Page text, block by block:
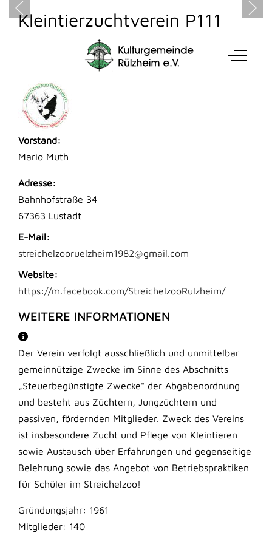
Mobile Menu Toggle Off-
Kleintierzuchtverein P111
Rülzheim 1961 e.V.
Vorstand:
Mario Muth
Adresse:
Bahnhofstraße 34
67363 Lustadt
E-Mail:
streichelzooruelzheim1982@gmail.com
Website:
https://m.facebook.com/StreichelzooRulzheim/
WEITERE INFORMATIONEN
Der Verein verfolgt ausschließlich und unmittelbar
gemeinnützige Zwecke im Sinne des Abschnitts
„Steuerbegünstigte Zwecke" der Abgabenordnung
und besteht aus Züchtern, Jungzüchtern und
passiven, fördernden Mitglieder. Zweck des Vereins
ist insbesondere Zucht und Pflege von Kleintieren
sowie Austausch über Erfahrungen und gegenseitige
Belehrung sowie das Angebot von Betriebspraktiken
für Schüler im Streichelzoo!
Gründungsjahr: 1961
Mitglieder: 140